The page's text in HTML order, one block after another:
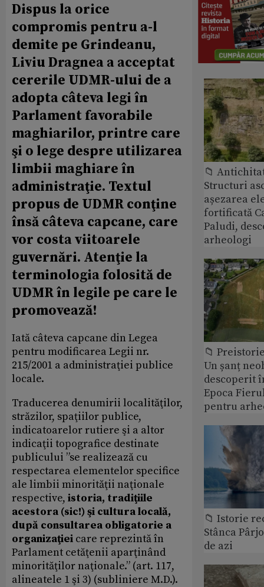
Dispus la orice
compromis pentru a-l
demite pe Grindeanu,
Liviu Dragnea a acceptat
cererile UDMR-ului de a
adopta câteva legi în
Parlament favorabile
maghiarilor, printre care
şi o lege despre utilizarea
limbii maghiare în
administraţie. Textul
propus de UDMR conţine
însă câteva capcane, care
vor costa viitoarele
guvernări. Atenţie la
terminologia folosită de
UDMR în legile pe care le
promovează!
Iată câteva capcane din Legea
pentru modificarea Legii nr.
215/2001 a administraţiei publice
locale.
Traducerea denumirii localităţilor,
străzilor, spaţiilor publice,
indicatoarelor rutiere şi a altor
indicaţii topografice destinate
publicului ”se realizează cu
respectarea elementelor specifice
ale limbii minorităţii naţionale
respective, istoria, tradiţiile
acestora (sic!) şi cultura locală,
după consultarea obligatorie a
organizaţiei care reprezintă în
Parlament cetăţenii aparţinând
minorităţilor naţionale.” (art. 117,
alineatele 1 şi 3) (subliniere M.D.).
📁
Structuri
așezarea
fortificată
Paludi,
arheologi
📁
Un șanț
descoperit
Epoca
pentru
📁 Istorie
Stânca
de azi